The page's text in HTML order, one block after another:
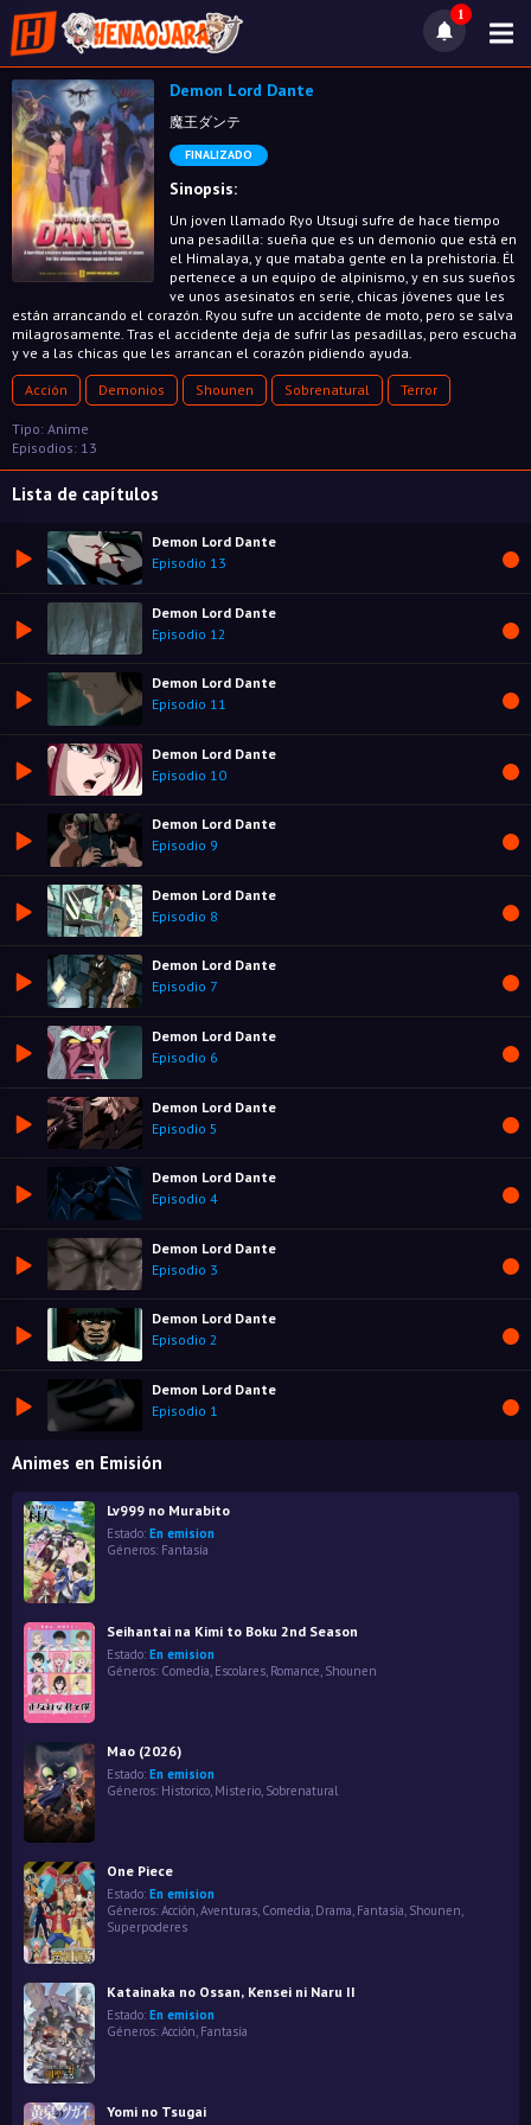
1
Demon Lord Dante
魔王ダンテ
FINALIZADO
Sinopsis:
Un joven llamado Ryo Utsugi sufre de hace tiempo
una pesadilla: sueña que es un demonio que está en
el Himalaya, y que mataba gente en la prehistoria. Él
pertenece a un equipo de alpinismo, y en sus sueños
ve unos asesinatos en serie, chicas jóvenes que les
están arrancando el corazón. Ryou sufre un accidente de moto, pero se salva
milagrosamente. Tras el accidente deja de sufrir las pesadillas, pero escucha
y ve a las chicas que les arrancan el corazón pidiendo ayuda.
Acción Demonios Shounen Sobrenatural Terror
Tipo: Anime
Episodios: 13
Lista de capítulos
Demon Lord Dante
Episodio 13
Demon Lord Dante
Episodio 12
Demon Lord Dante
Episodio 11
Demon Lord Dante
Episodio 10
Demon Lord Dante
Episodio 9
Demon Lord Dante
Episodio 8
Demon Lord Dante
Episodio 7
Demon Lord Dante
Episodio 6
Demon Lord Dante
Episodio 5
Demon Lord Dante
Episodio 4
Demon Lord Dante
Episodio 3
Demon Lord Dante
Episodio 2
Demon Lord Dante
Episodio 1
Animes en Emisión
Lv999 no Murabito
Estado: En emision
Géneros: Fantasía
Seihantai na Kimi to Boku 2nd Season
Estado: En emision
Géneros: Comedia Escolares Romance Shounen
Mao (2026)
Estado: En emision
Géneros: Historico, Misterio, Sobrenatural
One Piece
Estado: En emision
Géneros: Acción,Aventuras, Comedia, Drama, Fantasía, Shounen
Superpoderes
Katainaka no Ossan, Kensei ni Naru II
Estado: En emision
Géneros: Acción Fantasía
Yomi no Tsugai